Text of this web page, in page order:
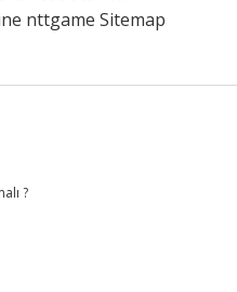
nttgame Sitemap
?